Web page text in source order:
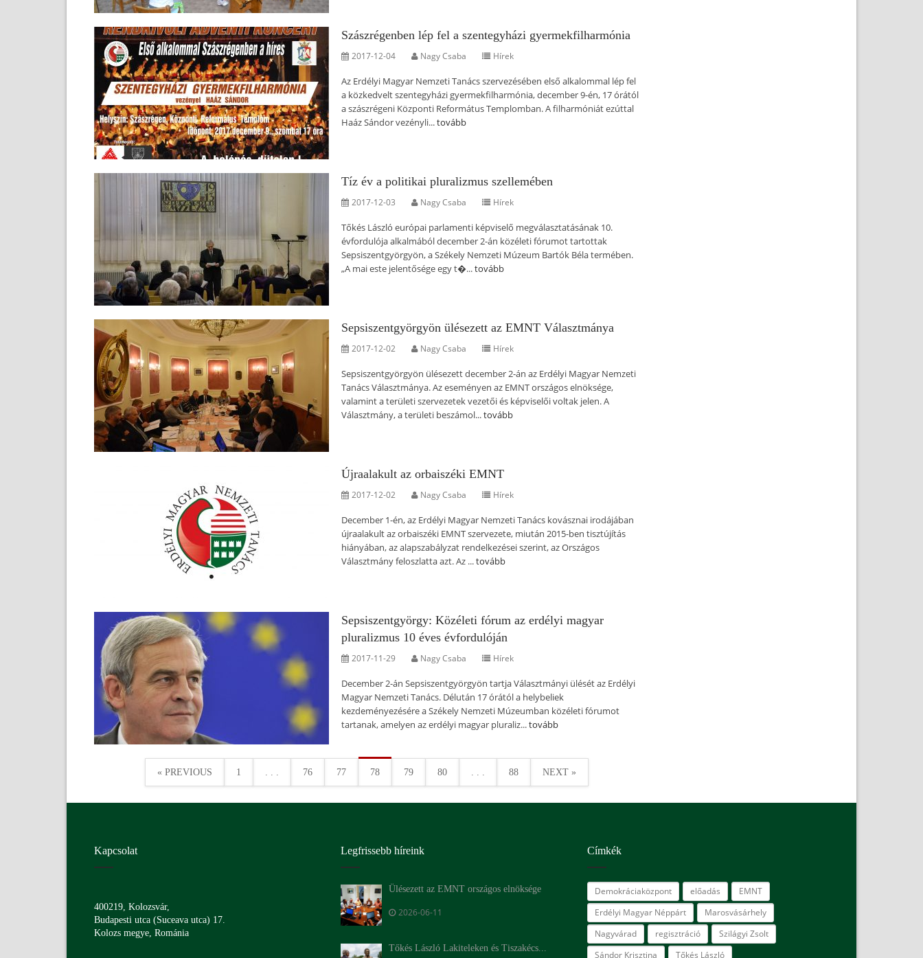
Szászrégenben lép fel a szentegyházi gyermekfilharmónia
2017-12-04 Nagy Csaba Hírek
Az Erdélyi Magyar Nemzeti Tanács szervezésében első alkalommal lép fel
a közkedvelt szentegyházi gyermekfilharmónia, december 9-én, 17 órától
a szászrégeni Központi Református Templomban. A filharmóniát ezúttal
Haáz Sándor vezényli...tovább
Tíz év a politikai pluralizmus szellemében
2017-12-03 Nagy Csaba Hírek
Tőkés László európai parlamenti képviselő megválasztatásának 10.
évfordulója alkalmából december 2-án közéleti fórumot tartottak
Sepsiszentgyörgyön, a Székely Nemzeti Múzeum Bartók Béla termében.
„A mai este jelentősége egy t�...tovább
Sepsiszentgyörgyön ülésezett az EMNT Választmánya
2017-12-02 Nagy Csaba Hírek
Sepsiszentgyörgyön ülésezett december 2-án az Erdélyi Magyar Nemzeti
Tanács Választmánya. Az eseményen az EMNT országos elnöksége,
valamint a területi szervezetek vezetői és képviselői voltak jelen. A
Választmány, a területi beszámol...tovább
Újraalakult az orbaiszéki EMNT
2017-12-02 Nagy Csaba Hírek
December 1-én, az Erdélyi Magyar Nemzeti Tanács kovásznai irodájában
újraalakult az orbaiszéki EMNT szervezete, miután 2015-ben tisztújítás
hiányában, az alapszabályzat rendelkezései szerint, az Országos
Választmány feloszlatta azt. Az ...tovább
Sepsiszentgyörgy: Közéleti fórum az erdélyi magyar
pluralizmus 10 éves évfordulóján
2017-11-29 Nagy Csaba Hírek
December 2-án Sepsiszentgyörgyön tartja Választmányi ülését az Erdélyi
Magyar Nemzeti Tanács. Délután 17 órától a helybeliek
kezdeményezésére a Székely Nemzeti Múzeumban közéleti fórumot
tartanak, amelyen az erdélyi magyar pluraliz...tovább
« PREVIOUS 1 . . . 76 77 78 79 80 . . . 88 NEXT »
Kapcsolat
400219, Kolozsvár,
Budapesti utca (Suceava utca) 17.
Kolozs megye, Románia
Legfrissebb híreink
Ülésezett az EMNT országos elnöksége
2026-06-11
Tőkés László Lakiteleken és Tiszakécs...
Címkék
Demokráciaközpont előadás
EMNT
Erdélyi Magyar Néppárt
Marosvásárhely
Nagyvárad
regisztráció
Szilágyi Zsolt
Sándor Krisztina
Tőkés László